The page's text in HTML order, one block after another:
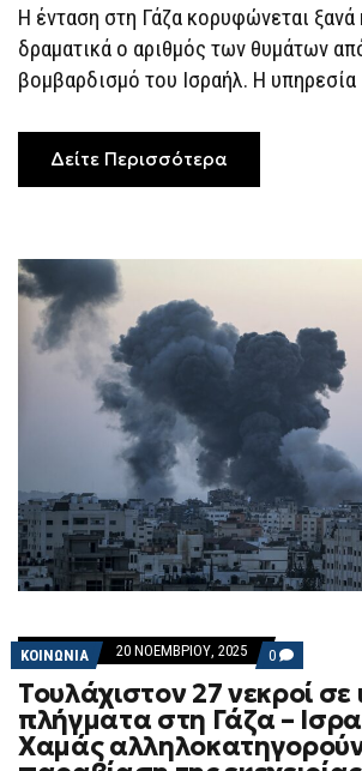
ΚΑΙ
ΚΑΤΗΓΟΡΊΕΣ
ΓΙΑ
ΠΑΡΑΒΊΑΣΗ
ΤΗΣ
Η ένταση στη Γάζα κορυφώνεται ξανά
δραματικά ο αριθμός των θυμάτων
βομβαρδισμό του Ισραήλ. Η υπηρεσία
Δείτε Περισσότερα
ΚΟΙΝΩΝΙΑ 20 ΝΟΕΜΒΡΊΟΥ, 2025 0 COMMENTS
ON
27
ΝΕΚΡΟΊ
ΣΕ
ΙΣΡΑΗΛΙΝΆ
Τουλάχιστον 27 νεκροί σε
πλήγματα στη Γάζα –
Χαμάς